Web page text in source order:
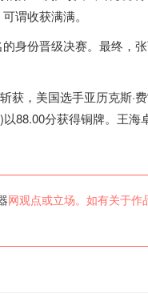
谓收获满满。
身份晋级决赛。最终，
获，美国选手亚历克斯·
88.00分获得铜牌。王海
网观点或立场。如有关于作